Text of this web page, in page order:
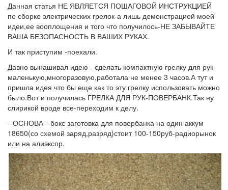
Данная статья НЕ ЯВЛЯЕТСЯ ПОШАГОВОЙ ИНСТРУКЦИЕЙ
по сборке электрических грелок-а лишь демонстрацией моей
идеи,ее вооплощения и того что получилось-НЕ ЗАБЫВАЙТЕ
ВАША БЕЗОПАСНОСТЬ В ВАШИХ РУКАХ.
И так приступим -поехали.
Давно вынашивал идею - сделать компактную грелку для рук-
маленькую,многоразовую,работала не менее 3 часов.А тут и
пришла идея что бы еще как то эту грелку использовать можно
было.Вот и получилась ГРЕЛКА ДЛЯ РУК-ПОВЕРБАНК.Так ну
слирикой вроде все-переходим к делу.
--ОСНОВА --бокс заготовка для повербанка на один аккум
18650(со схемой заряд,разряд)стоит 100-150руб-радиорынок
или на алиэкспр.